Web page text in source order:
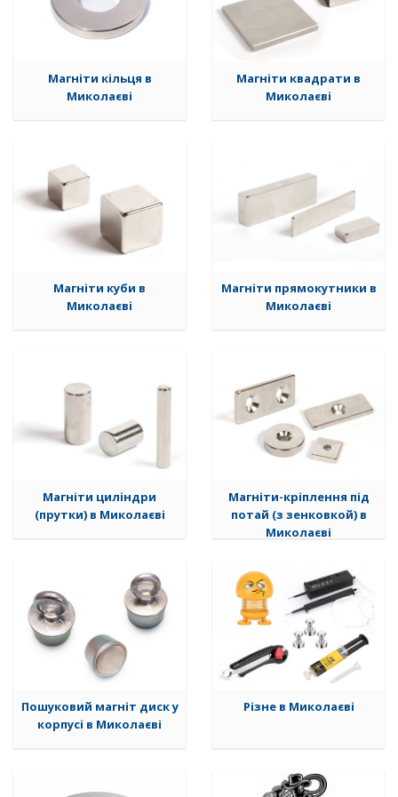
Магніти кільця в
Миколаєві
Магніти квадрати в
Миколаєві
Магніти куби в
Миколаєві
Магніти прямокутники в
Миколаєві
Магніти циліндри
(прутки) в Миколаєві
Магніти-кріплення під
потай (з зенковкой) в
Миколаєві
Пошуковий магніт диск у
корпусі в Миколаєві
Різне в Миколаєві